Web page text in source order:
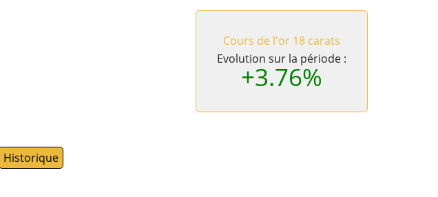
Cours de l'or 18 carats
Evolution sur la période :
+3.76%
Historique